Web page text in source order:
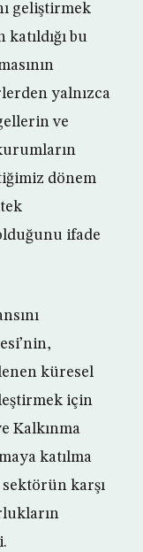
geliştirmek
bu
yalnızca
ve
dönem
ifade
küresel
için
Kalkınma
katılma
karşı